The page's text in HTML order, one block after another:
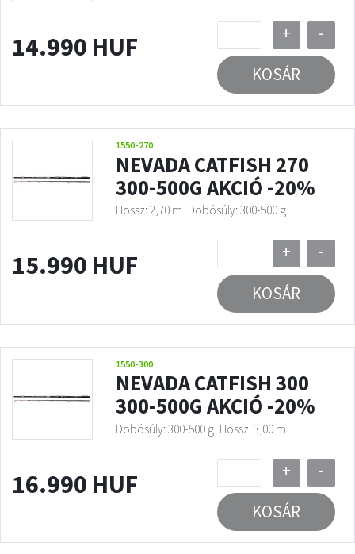
14.990 HUF +
-
KOSÁR
1550-270
NEVADA CATFISH 270
300-500G AKCIÓ -20%
Hossz: 2,70 m Dobósúly: 300-500 g
15.990 HUF +
-
KOSÁR
1550-300
NEVADA CATFISH 300
300-500G AKCIÓ -20%
Dobósúly: 300-500 g Hossz: 3,00 m
16.990 HUF +
-
KOSÁR